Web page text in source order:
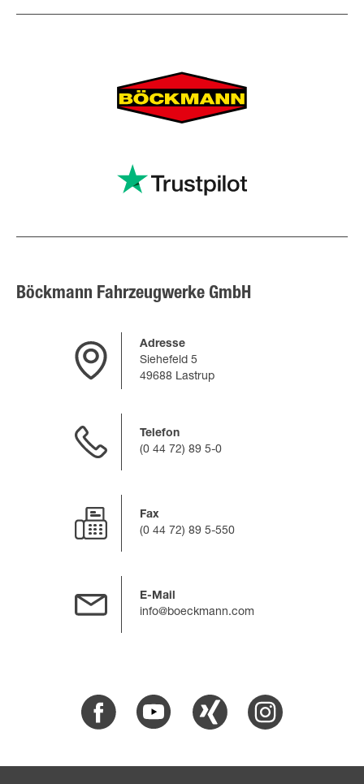
Böckmann Fahrzeugwerke GmbH
Adresse
Siehefeld 5
49688 Lastrup
Telefon
(0 44 72) 89 5-0
Fax
(0 44 72) 89 5-550
E-Mail
info@boeckmann.com
Facebook Youtube Xing Instagram